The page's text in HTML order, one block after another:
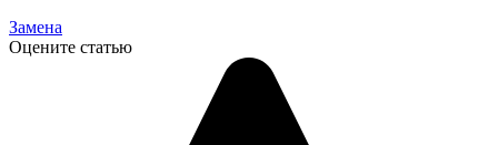
Замена
Оцените статью